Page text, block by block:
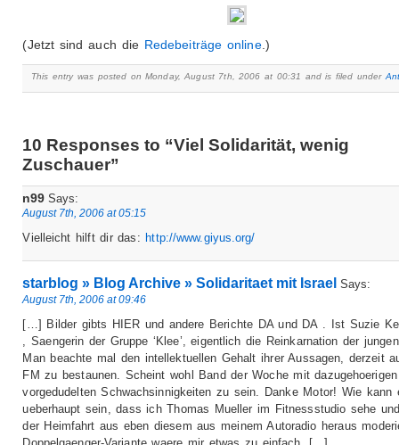
(Jetzt sind auch die Redebeiträge online.)
This entry was posted on Monday, August 7th, 2006 at 00:31 and is filed under
10 Responses to “Viel Solidarität, wenig
Zuschauer”
n99 Says:
August 7th, 2006 at 05:15
Vielleicht hilft dir das: http://www.giyus.org/
starblog » Blog Archive » Solidaritaet mit Israel Says:
August 7th, 2006 at 09:46
[…] Bilder gibts HIER und andere Berichte DA und DA . Ist Suzie
, Saengerin der Gruppe ‘Klee’, eigentlich die Reinkarnation der
Man beachte mal den intellektuellen Gehalt ihrer Aussagen, derzeit
FM zu bestaunen. Scheint wohl Band der Woche mit dazugehoerigen
vorgedudelten Schwachsinnigkeiten zu sein. Danke Motor! Wie kann
ueberhaupt sein, dass ich Thomas Mueller im Fitnessstudio sehe
der Heimfahrt aus eben diesem aus meinem Autoradio heraus